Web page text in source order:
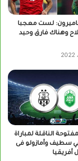
لست معجبا
وهناك فارق وحيد
الناقلة لمباراة
سطيف وأمازولو فى
أفريقيا